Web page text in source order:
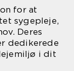
for at
sygepleje,
Deres
dedikerede
i dit